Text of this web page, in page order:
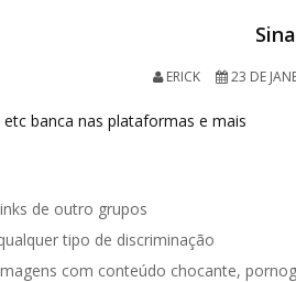
ERICK 23 DE
etc banca nas plataformas e mais
de outro grupos
tipo de discriminação
com conteúdo chocante,